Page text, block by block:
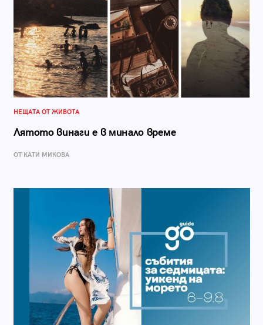
НЕЩАТА ОТ ЖИВОТА
Лятото винаги е в минало време
ОТ КАТИ МИКОВА